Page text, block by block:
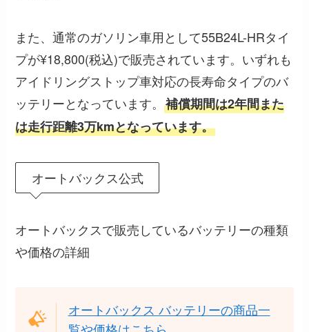
また、通常のガソリン車用として55B24L-HRタイ
プが¥18,800(税込)で販売されています。いずれも
アイドリングストップ車対応の長寿命タイプのバ
ッテリーとなっています。補償期間は2年間また
は走行距離3万kmとなっています。
オートバックス公式
オートバックスで販売しているバッテリーの種類
や価格の詳細
オートバックス バッテリーの商品一
覧や価格はこちら